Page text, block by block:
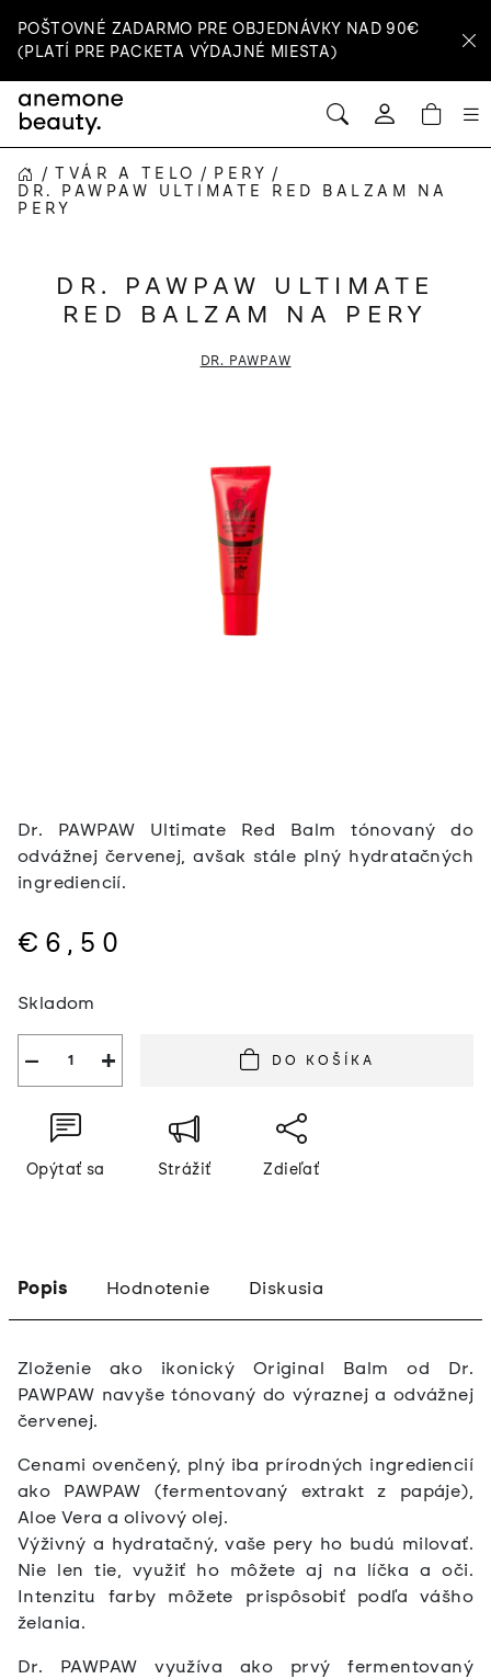
na
obsah
POŠTOVNÉ ZADARMO PRE OBJEDNÁVKY NAD 90€
(PLATÍ PRE PACKETA VÝDAJNÉ MIESTA)
HĽADAŤ
Prihlásenie
DOMOV
/ TVÁR A TELO / PERY /
DR. PAWPAW ULTIMATE RED BALZAM NA
PERY
Dr. PAWPAW Ultimate Red Balm tónovaný do
odvážnej červenej, avšak stále plný hydratačných
ingrediencií.
€6,50
cena:
Skladom
+
− DO KOŠÍKA
Opýtať sa Strážiť Zdieľať
DR. PAWPAW ULTIMATE
RED BALZAM NA PERY
DR. PAWPAW
Popis Hodnotenie Diskusia
Zloženie ako ikonický Original Balm od Dr.
PAWPAW navyše tónovaný do výraznej a odvážnej
červenej.
Cenami ovenčený, plný iba prírodných ingrediencií
ako PAWPAW (fermentovaný extrakt z papáje),
Aloe Vera a olivový olej.
Výživný a hydratačný, vaše pery ho budú milovať.
Nie len tie, využiť ho môžete aj na líčka a oči.
Intenzitu farby môžete prispôsobiť podľa vášho
želania.
Dr. PAWPAW využíva ako prvý fermentovaný